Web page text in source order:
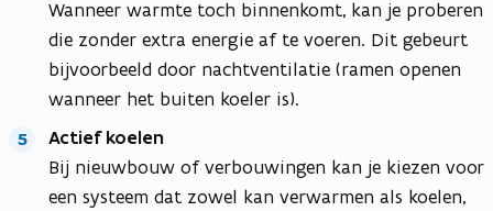
Wanneer warmte toch binnenkomt, kan je proberen
die zonder extra energie af te voeren. Dit gebeurt
bijvoorbeeld door nachtventilatie (ramen openen
wanneer het buiten koeler is).
Actief koelen
Bij nieuwbouw of verbouwingen kan je kiezen voor
een systeem dat zowel kan verwarmen als koelen,